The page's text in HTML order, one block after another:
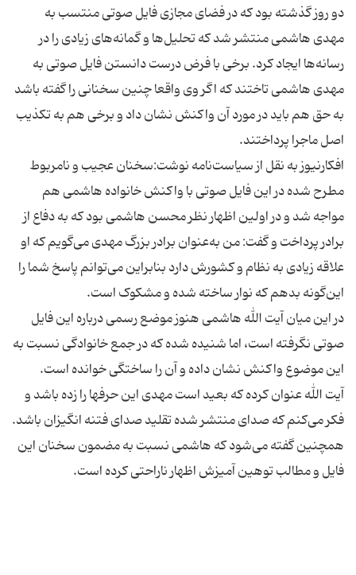
دو روز گذشته بود که در فضای مجازی فایل صوتی منتسب به
مهدی هاشمی منتشر شد که تحلیل‌ها و گمانه‌های زیادی را در
رسانه‌ها ایجاد کرد. برخی با فرض درست دانستن فایل صوتی به
مهدی هاشمی تاختند که اگر وی واقعا چنین سخنانی را گفته باشد
به حق هم باید در مورد آن واکنش نشان داد و برخی هم به تکذیب
افکارنیوز به نقل از سیاست‌نامه نوشت:سخنان عجیب و نامربوط
مطرح شده در این فایل صوتی با واکنش خانواده هاشمی هم
مواجه شد و در اولین اظهار نظر محسن هاشمی بود که به دفاع از
برادر پرداخت و گفت: من به‌عنوان برادر بزرگ مهدی می‌گویم که او
علاقه زیادی به نظام و کشورش دارد بنابراین می‌توانم پاسخ شما را
در این میان آیت الله هاشمی هنوز موضع رسمی درباره این فایل
صوتی نگرفته است، اما شنیده شده که در جمع خانوادگی نسبت به
آیت الله عنوان کرده که بعید است مهدی این حرفها را زده باشد و
همچنین گفته می‌شود که هاشمی نسبت به مضمون سخنان این